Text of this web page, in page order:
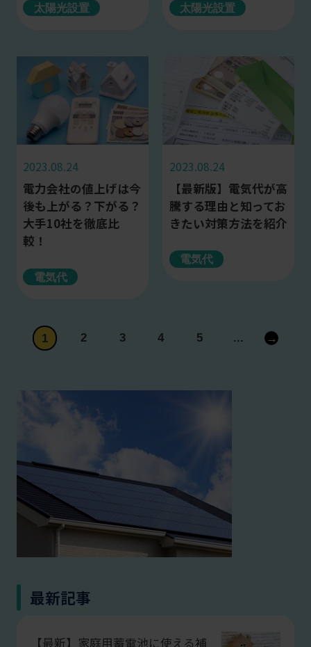
太陽光設置 太陽光設置
2023.08.24
電力会社の値上げは今
後も上がる？下がる？
大手10社を徹底比
較！
電気代
2023.08.24
【最新版】電気代が高
騰する理由と知ってお
きたい対策方法を紹介
電気代
1 2 3 4 5 ... →
最新記事
【最新】家庭用蓄電池に使える補